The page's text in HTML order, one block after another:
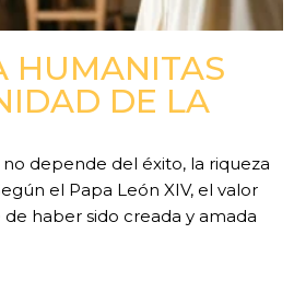
HUMANITAS
DE LA
depende del éxito, la riqueza
el Papa León XIV, el valor
haber sido creada y amada